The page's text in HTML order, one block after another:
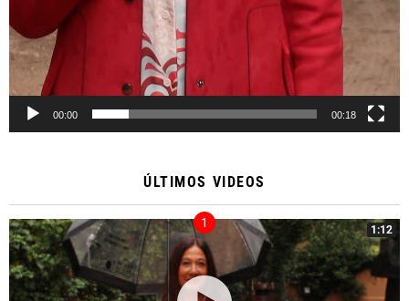
00:00 00:18
ÚLTIMOS VIDEOS
1:12